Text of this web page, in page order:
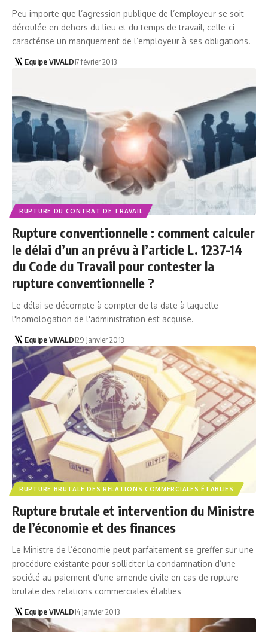
Peu importe que l’agression publique de l’employeur se soit
déroulée en dehors du lieu et du temps de travail, celle-ci
caractérise un manquement de l’employeur à ses obligations.
Equipe VIVALDI7 février 2013
RUPTURE DU CONTRAT DE TRAVAIL
Rupture conventionnelle : comment calculer
le délai d’un an prévu à l’article L. 1237-14
du Code du Travail pour contester la
rupture conventionnelle ?
Le délai se décompte à compter de la date à laquelle
l'homologation de l'administration est acquise.
Equipe VIVALDI29 janvier 2013
RUPTURE BRUTALE DES RELATIONS COMMERCIALES ÉTABLIES
Rupture brutale et intervention du Ministre
de l’économie et des finances
Le Ministre de l’économie peut parfaitement se greffer sur une
procédure existante pour solliciter la condamnation d’une
société au paiement d’une amende civile en cas de rupture
brutale des relations commerciales établies
Equipe VIVALDI4 janvier 2013